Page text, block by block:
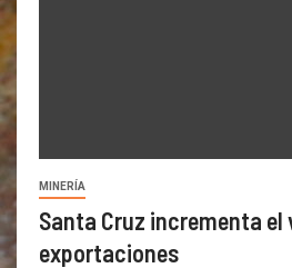
MINERÍA
Santa Cruz incrementa el
exportaciones